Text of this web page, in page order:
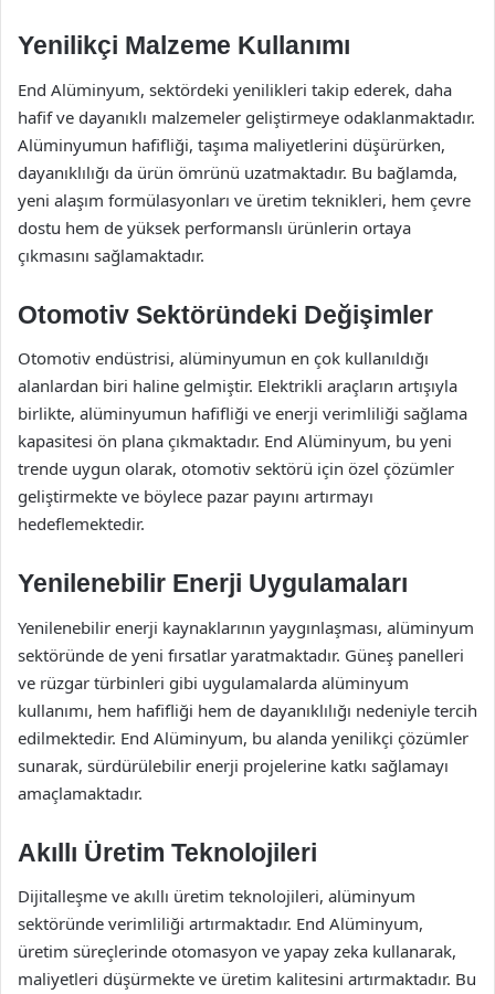
Yenilikçi Malzeme Kullanımı
End Alüminyum, sektördeki yenilikleri takip ederek, daha
hafif ve dayanıklı malzemeler geliştirmeye odaklanmaktadır.
Alüminyumun hafifliği, taşıma maliyetlerini düşürürken,
dayanıklılığı da ürün ömrünü uzatmaktadır. Bu bağlamda,
yeni alaşım formülasyonları ve üretim teknikleri, hem çevre
dostu hem de yüksek performanslı ürünlerin ortaya
çıkmasını sağlamaktadır.
Otomotiv Sektöründeki Değişimler
Otomotiv endüstrisi, alüminyumun en çok kullanıldığı
alanlardan biri haline gelmiştir. Elektrikli araçların artışıyla
birlikte, alüminyumun hafifliği ve enerji verimliliği sağlama
kapasitesi ön plana çıkmaktadır. End Alüminyum, bu yeni
trende uygun olarak, otomotiv sektörü için özel çözümler
geliştirmekte ve böylece pazar payını artırmayı
hedeflemektedir.
Yenilenebilir Enerji Uygulamaları
Yenilenebilir enerji kaynaklarının yaygınlaşması, alüminyum
sektöründe de yeni fırsatlar yaratmaktadır. Güneş panelleri
ve rüzgar türbinleri gibi uygulamalarda alüminyum
kullanımı, hem hafifliği hem de dayanıklılığı nedeniyle tercih
edilmektedir. End Alüminyum, bu alanda yenilikçi çözümler
sunarak, sürdürülebilir enerji projelerine katkı sağlamayı
amaçlamaktadır.
Akıllı Üretim Teknolojileri
Dijitalleşme ve akıllı üretim teknolojileri, alüminyum
sektöründe verimliliği artırmaktadır. End Alüminyum,
üretim süreçlerinde otomasyon ve yapay zeka kullanarak,
maliyetleri düşürmekte ve üretim kalitesini artırmaktadır. Bu